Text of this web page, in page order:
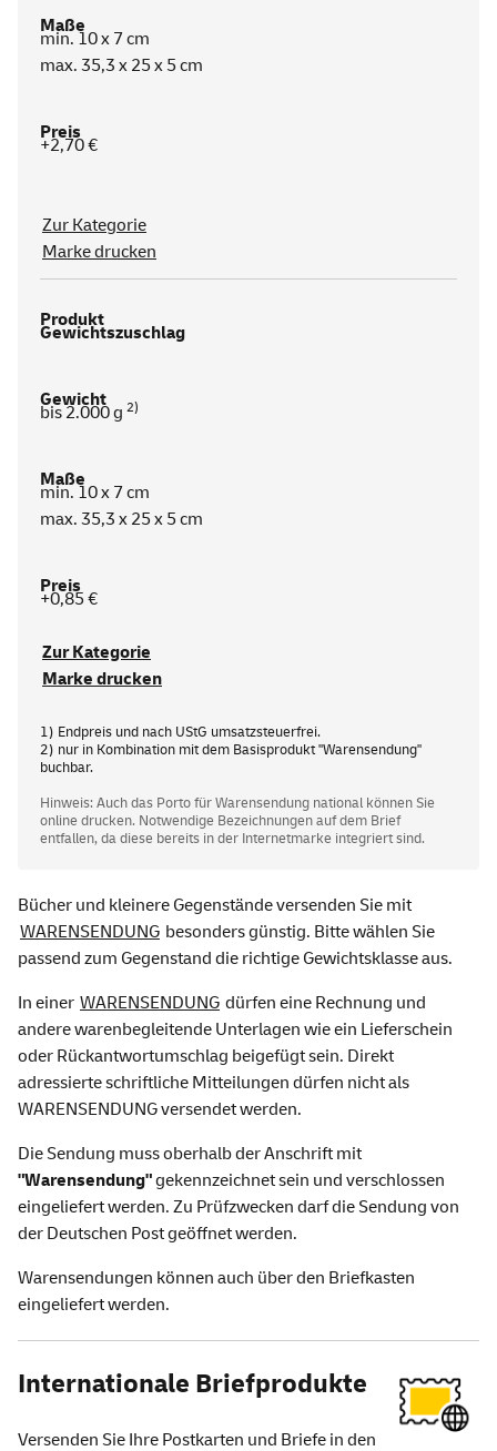
min. 10 x 7 cm
max. 35,3 x 25 x 5 cm
+2,70 €
Zur Kategorie
Marke drucken
Gewichtszuschlag
bis 2.000 g 2)
min. 10 x 7 cm
max. 35,3 x 25 x 5 cm
+0,85 €
Zur Kategorie
Marke drucken
1) Endpreis und nach UStG umsatzsteuerfrei.
2) nur in Kombination mit dem Basisprodukt "Warensendung"
buchbar.
Hinweis: Auch das Porto für Warensendung national können Sie
online drucken. Notwendige Bezeichnungen auf dem Brief
entfallen, da diese bereits in der Internetmarke integriert sind.
Bücher und kleinere Gegenstände versenden Sie mit
WARENSENDUNG besonders günstig. Bitte wählen Sie
passend zum Gegenstand die richtige Gewichtsklasse aus.
In einer WARENSENDUNG dürfen eine Rechnung und
andere warenbegleitende Unterlagen wie ein Lieferschein
oder Rückantwortumschlag beigefügt sein. Direkt
adressierte schriftliche Mitteilungen dürfen nicht als
WARENSENDUNG versendet werden.
Die Sendung muss oberhalb der Anschrift mit
"Warensendung"gekennzeichnet sein und verschlossen
eingeliefert werden. Zu Prüfzwecken darf die Sendung von
der Deutschen Post geöffnet werden.
Warensendungen können auch über den Briefkasten
eingeliefert werden.
Internationale Briefprodukte
Versenden Sie Ihre Postkarten und Briefe in den